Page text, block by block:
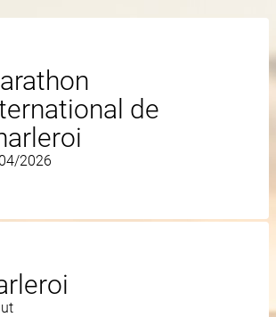
de
2026